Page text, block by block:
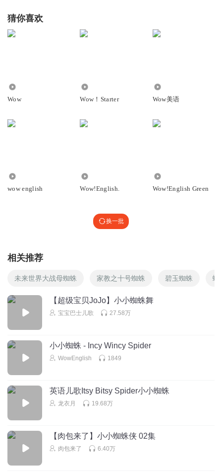
猜你喜欢
Wow Wow！Starter Wow美语
wow english Wow!English. Wow!English Green
换一批
相关推荐
未来世界大战母蜘蛛 家教之十号蜘蛛 碧玉蜘蛛 蜘
【超级宝贝JoJo】小小蜘蛛舞
宝宝巴士儿歌 27.58万
小小蜘蛛 - Incy Wincy Spider
WowEnglish 1849
英语儿歌Itsy Bitsy Spider小小蜘蛛
龙衣月 19.68万
【肉包来了】小小蜘蛛侠 02集
肉包来了 6.40万